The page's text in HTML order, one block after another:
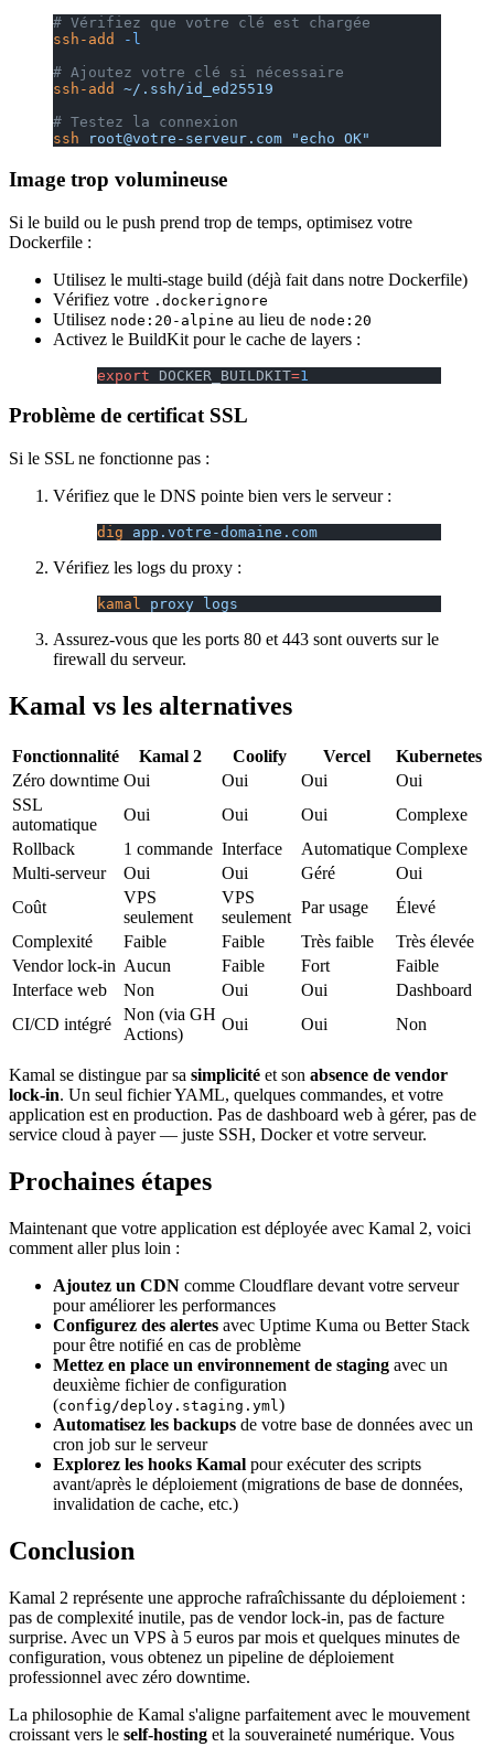
# Vérifiez que votre clé est chargée
ssh-add
-l
# Ajoutez votre clé si nécessaire
ssh-add
~/.ssh/id_ed25519
# Testez la connexion
ssh root@votre-serveur.com "echo OK"
Image trop volumineuse
Si le build ou le push prend trop de temps, optimisez votre
Dockerfile :
Utilisez le multi-stage build (déjà fait dans notre Dockerfile)
Vérifiez votre .dockerignore
Utilisez node:20-alpine au lieu de node:20
Activez le BuildKit pour le cache de layers :
export DOCKER_BUILDKIT=1
Problème de certificat SSL
Si le SSL ne fonctionne pas :
Vérifiez que le DNS pointe bien vers le serveur :
dig app.votre-domaine.com
Vérifiez les logs du proxy :
kamal proxy logs
Assurez-vous que les ports 80 et 443 sont ouverts sur le
firewall du serveur.
Kamal vs les alternatives
Fonctionnalité Kamal 2 Coolify Vercel
Kubernetes
Zéro downtime Oui Oui Oui
Oui
SSL
automatique
Oui Oui Oui
Complexe
Rollback
1 commande Interface Automatique Complexe
Multi-serveur
Oui Oui Géré
Oui
Coût
VPS
seulement
VPS
seulement
Par usage
Élevé
Complexité
Faible Faible Très faible
Très élevée
Vendor lock-in Aucun Faible Fort
Faible
Interface web
Non Oui Oui
Dashboard
CI/CD intégré
Non (via GH
Actions)
Oui Oui Non
Kamal se distingue par sa simplicité et son absence de vendor
lock-in. Un seul fichier YAML, quelques commandes, et votre
application est en production. Pas de dashboard web à gérer, pas de
service cloud à payer — juste SSH, Docker et votre serveur.
Prochaines étapes
Maintenant que votre application est déployée avec Kamal 2, voici
comment aller plus loin :
Ajoutez un CDN comme Cloudflare devant votre serveur
pour améliorer les performances
Configurez des alertes avec Uptime Kuma ou Better Stack
pour être notifié en cas de problème
Mettez en place un environnement de staging avec un
deuxième fichier de configuration
(config/deploy.staging.yml )
Automatisez les backups de votre base de données avec un
cron job sur le serveur
Explorez les hooks Kamal pour exécuter des scripts
avant/après le déploiement (migrations de base de données,
invalidation de cache, etc.)
Conclusion
Kamal 2 représente une approche rafraîchissante du déploiement :
pas de complexité inutile, pas de vendor lock-in, pas de facture
surprise. Avec un VPS à 5 euros par mois et quelques minutes de
configuration, vous obtenez un pipeline de déploiement
professionnel avec zéro downtime.
La philosophie de Kamal s'aligne parfaitement avec le mouvement
croissant vers le self-hosting et la souveraineté numérique. Vous